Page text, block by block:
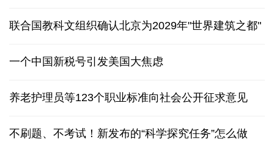
联合国教科文组织确认北京为2029年"世界建筑之都"
一个中国新税号引发美国大焦虑
养老护理员等123个职业标准向社会公开征求意见
不刷题、不考试！新发布的“科学探究任务”怎么做